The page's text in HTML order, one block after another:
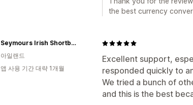
the best currency
Excellent support,
responded quickly to
We tried a bunch of
and this is the best
Seymours Irish Shortbread
아일랜드
앱 사용 기간 대략 1개월